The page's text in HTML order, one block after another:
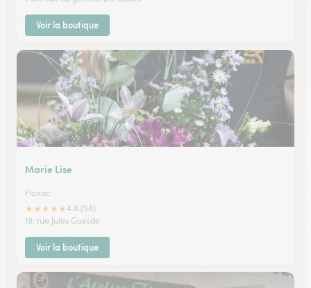
Voir la boutique
Marie Lise
Floirac
★★★★★4.8 (58)
19, rue Jules Guesde
Voir la boutique